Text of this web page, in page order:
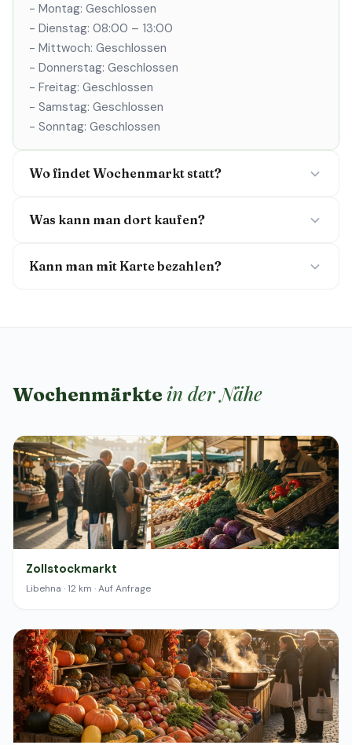
- Montag: Geschlossen
- Dienstag: 08:00 – 13:00
- Mittwoch: Geschlossen
- Donnerstag: Geschlossen
- Freitag: Geschlossen
- Samstag: Geschlossen
- Sonntag: Geschlossen
Wo findet Wochenmarkt statt?
Was kann man dort kaufen?
Kann man mit Karte bezahlen?
Wochenmärkte in der Nähe
Zollstockmarkt
Libehna · 12 km · Auf Anfrage